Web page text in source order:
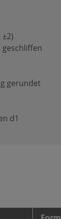
geschliffen
gerundet
d1